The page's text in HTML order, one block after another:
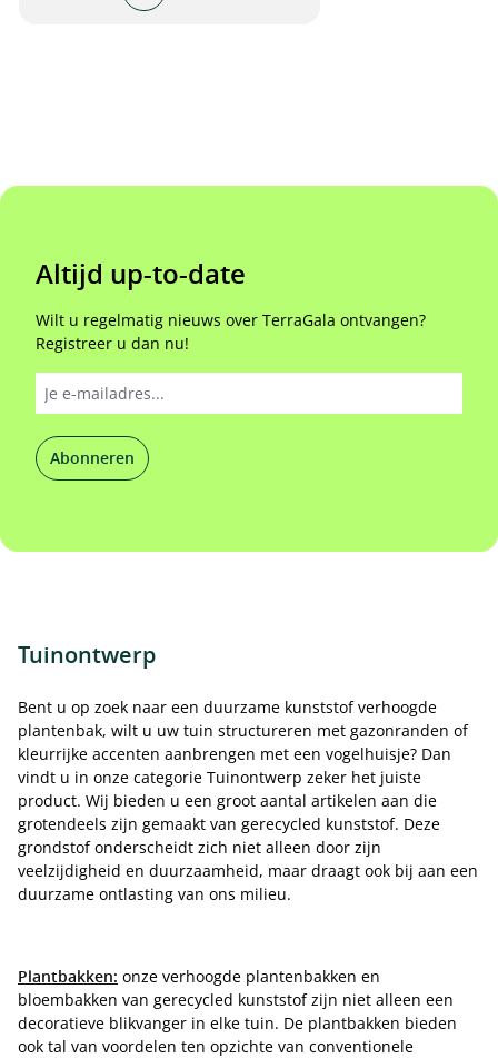
Altijd up-to-date
Wilt u regelmatig nieuws over TerraGala ontvangen?
Registreer u dan nu!
Abonneren
Tuinontwerp
Bent u op zoek naar een duurzame kunststof verhoogde
plantenbak, wilt u uw tuin structureren met gazonranden of
kleurrijke accenten aanbrengen met een vogelhuisje? Dan
vindt u in onze categorie Tuinontwerp zeker het juiste
product. Wij bieden u een groot aantal artikelen aan die
grotendeels zijn gemaakt van gerecycled kunststof. Deze
grondstof onderscheidt zich niet alleen door zijn
veelzijdigheid en duurzaamheid, maar draagt ook bij aan een
duurzame ontlasting van ons milieu.
Plantbakken: onze verhoogde plantenbakken en
bloembakken van gerecycled kunststof zijn niet alleen een
decoratieve blikvanger in elke tuin. De plantbakken bieden
ook tal van voordelen ten opzichte van conventionele